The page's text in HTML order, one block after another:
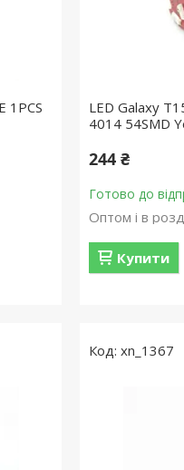
1PCS
LED Galaxy
4014 54SMD
244 ₴
Готово до
Оптом і в
Купити
xn_1367